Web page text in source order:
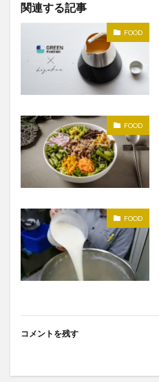
関連する記事
FOOD
FOOD
FOOD
コメントを残す